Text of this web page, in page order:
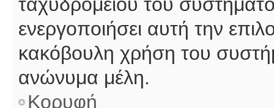
ταχυδρομείου του
ενεργοποιήσει αυτή την
κακόβουλη χρήση του
ανώνυμα μέλη.
Κορυφή